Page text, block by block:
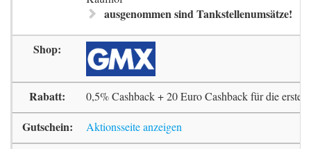
ausgenommen sind Tankstellenumsätze!
0,5% Cashback + 20 Euro Cashback für die erste
Aktionsseite anzeigen